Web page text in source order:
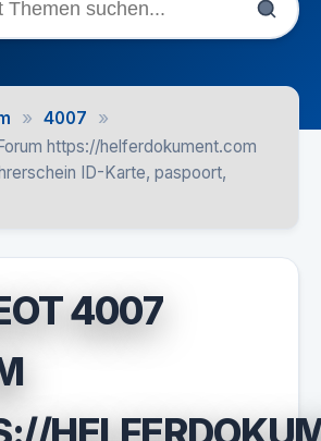
» 4007 »
https://helferdokument.com
ID-Karte, paspoort,
4007